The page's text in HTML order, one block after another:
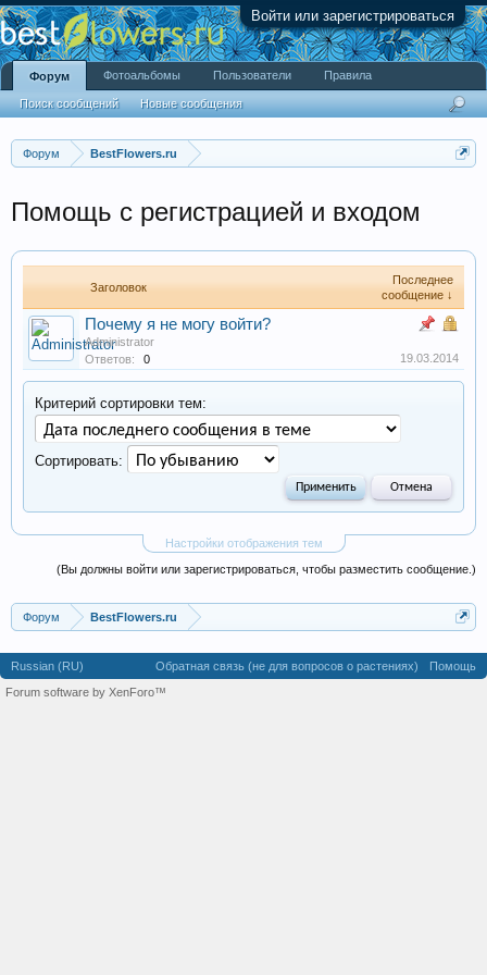
Войти или зарегистрироваться
Форум BestFlowers.ru
Помощь с регистрацией и входом
Заголовок
Последнее
сообщение ↓
Почему я не могу войти?
Administrator
Ответов:
0 19.03.2014
Настройки отображения тем
Критерий сортировки тем:
Сортировать:
(Вы должны войти или зарегистрироваться, чтобы разместить сообщение.)
Форум BestFlowers.ru
Форум
Поиск сообщений Новые сообщения
Фотоальбомы Пользователи Правила
Russian (RU) Обратная связь (не для вопросов о растениях)
Помощь
Forum software by XenForo™